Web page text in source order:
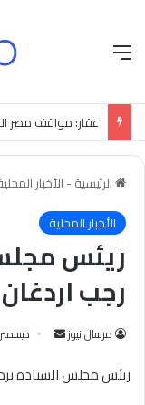
القائمة
الرئيسية - الأخبار
الأخبار المحلية
ريئس
رجب اردغان
مرسال نيوز
أرسل
إلكترونيا
ديسمبر 13, 2024
ريئس مجلس السياده